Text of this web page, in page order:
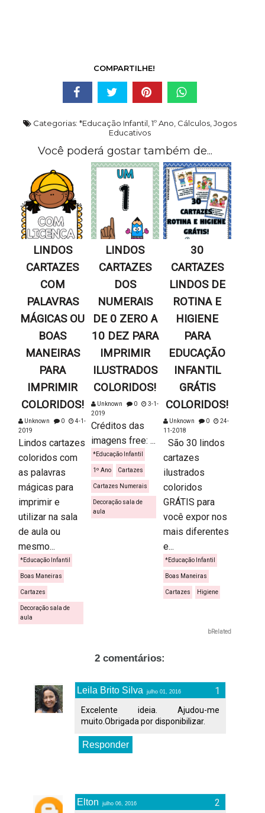
COMPARTILHE!
Categorias: *Educação Infantil 1º Ano Cálculos, Jogos
Educativos
Você poderá gostar também de...
LINDOS
CARTAZES
COM
PALAVRAS
MÁGICAS OU
BOAS
MANEIRAS
PARA
IMPRIMIR
COLORIDOS!
Unknown 0
4-1-
2019
Lindos cartazes
coloridos com
as palavras
mágicas para
imprimir e
utilizar na sala
de aula ou
mesmo...
*Educação Infantil
Boas Maneiras
Cartazes
Decoração sala de
aula
LINDOS
CARTAZES
DOS
NUMERAIS
DE 0 ZERO A
10 DEZ PARA
IMPRIMIR
ILUSTRADOS
COLORIDOS!
Unknown 0
3-1-
2019
Créditos das
imagens free: ...
*Educação Infantil
1º Ano Cartazes
Cartazes Numerais
Decoração sala de
aula
30
CARTAZES
LINDOS DE
ROTINA E
HIGIENE
PARA
EDUCAÇÃO
INFANTIL
GRÁTIS
COLORIDOS!
Unknown 0
24-
11-2018
São 30 lindos
cartazes
ilustrados
coloridos
GRÁTIS para
você expor nos
mais diferentes
e...
*Educação Infantil
Boas Maneiras
Cartazes Higiene
bRelated
2 comentários:
Leila Brito Silva julho 01, 2016
Excelente ideia. Ajudou-me
muito.Obrigada por disponibilizar.
Responder
Elton julho 06, 2016